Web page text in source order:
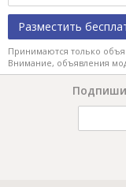
Разместить
Принимаются только
Внимание, объявления